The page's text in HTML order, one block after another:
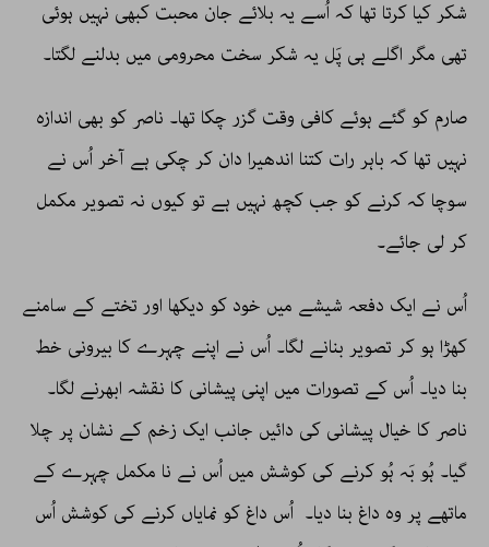
شکر کیا کرتا تھا کہ اُسے یہ بلائے جان محبت کبھی نہیں ہوئی
تھی مگر اگلے ہی پَل یہ شکر سخت محرومی میں بدلنے لگتا۔
صارم کو گئے ہوئے کافی وقت گزر چکا تھا۔ ناصر کو بھی اندازہ
نہیں تھا کہ باہر رات کتنا اندھیرا دان کر چکی ہے آخر اُس نے
سوچا کہ کرنے کو جب کچھ نہیں ہے تو کیوں نہ تصویر مکمل
کر لی جائے۔
اُس نے ایک دفعہ شیشے میں خود کو دیکھا اور تختے کے سامنے
کھڑا ہو کر تصویر بنانے لگا۔ اُس نے اپنے چہرے کا بیرونی خط
بنا دیا۔ اُس کے تصورات میں اپنی پیشانی کا نقشہ ابھرنے لگا۔
ناصر کا خیال پیشانی کی دائیں جانب ایک زخم کے نشان پر چلا
گیا۔ ہُو بَہ ہُو کرنے کی کوشش میں اُس نے نا مکمل چہرے کے
ماتھے پر وہ داغ بنا دیا۔ اُس داغ کو نمایاں کرنے کی کوشش اُس